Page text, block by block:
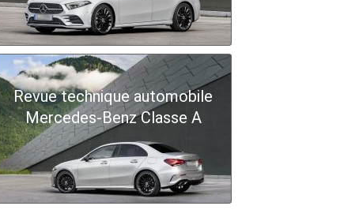
Revue technique automobile
Mercedes-Benz Classe A